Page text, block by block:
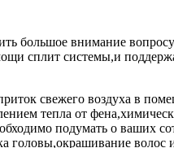
большое внимание
сплит системы,и
свежего воздуха в
тепла от
подумать о ваших
головы,окрашивание